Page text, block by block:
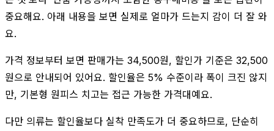
중요해요. 아래 내용을 보면 실제로 얼마가 드는지 감이 더 잘 와
요.
가격 정보부터 보면 판매가는 34,500원, 할인가 기준은 32,500
원으로 안내되어 있어요. 할인율은 5% 수준이라 폭이 크진 않지
만, 기본형 원피스 치고는 접근 가능한 가격대예요.
다만 의류는 할인율보다 실착 만족도가 더 중요하므로, 단순히